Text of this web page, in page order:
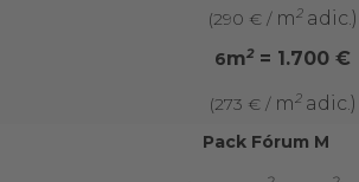
(290 € / m2 adic.)
6m2= 1.700 €
(273 € / m2 adic.)
Pack Fórum M